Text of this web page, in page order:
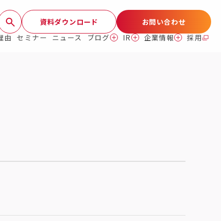
資料ダウンロード
お問い合わせ
由
セミナー ニュース ブログ IR 企業情報 採用